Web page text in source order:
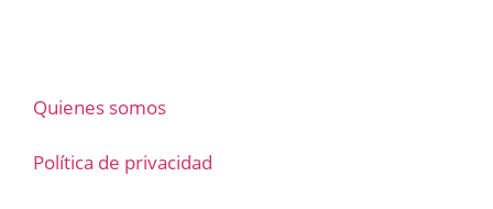
Quienes somos
Política de privacidad